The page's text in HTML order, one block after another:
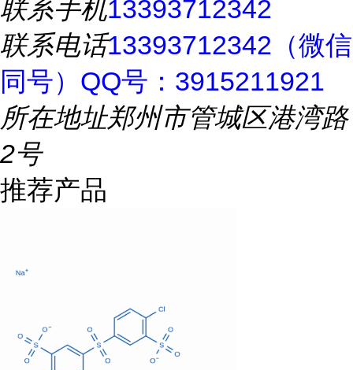
联系手机13393712342
联系电话13393712342（微信
同号）QQ号：3915211921
所在地址郑州市管城区港湾路
2号
推荐产品